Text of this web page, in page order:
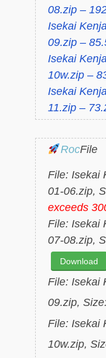
08.zip –
Isekai
09.zip –
Isekai
10w.zip –
Isekai
11.zip –
RocFile
File: Isekai
01-06.zip,
exceeds
File: Isekai
07-08.zip,
Download
File: Isekai
09.zip,
File: Isekai
10w.zip,